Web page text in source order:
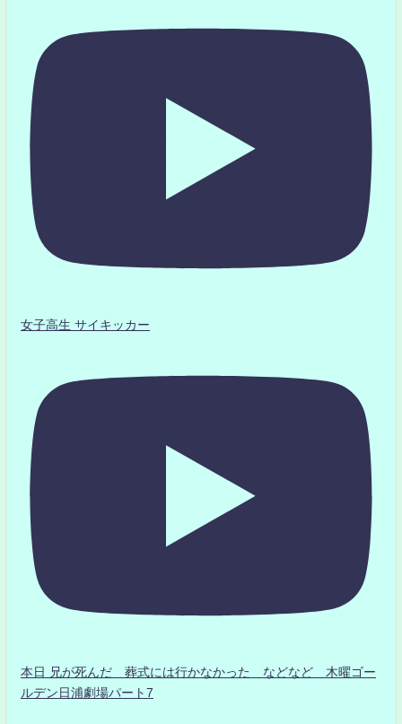
女子高生 サイキッカー
本日 兄が死んだ 葬式には行かなかった などなど 木曜ゴー
ルデン日浦劇場パート7